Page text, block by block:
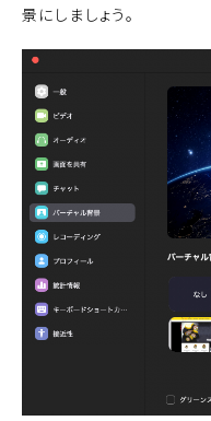
景にしましょう。